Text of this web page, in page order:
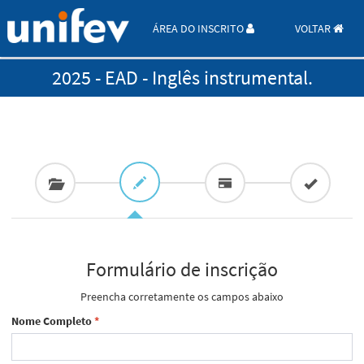
ÁREA DO INSCRITO VOLTAR
2025 - EAD - Inglês instrumental.
Formulário de inscrição
Preencha corretamente os campos abaixo
Nome Completo*